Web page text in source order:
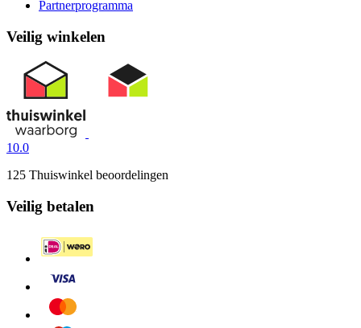
Partnerprogramma
Veilig winkelen
10.0
125 Thuiswinkel beoordelingen
Veilig betalen